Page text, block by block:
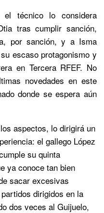
el técnico lo considera
tras cumplir sanción,
por sanción, y a Isma
escaso protagonismo y
en Tercera RFEF. No
novedades en este
donde se espera aún
aspectos, lo dirigirá un
el gallego López
su quinta
ya conoce tan bien
sacar excesivas
dirigidos en la
dos veces al Guijuelo,